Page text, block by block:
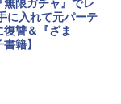
心者向け Window
メラ zoom 日本語
Celeron メモリ
ト 学生向け
限ガチャ』でレ
に入れて元パーテ
復讐＆『ざま
籍】